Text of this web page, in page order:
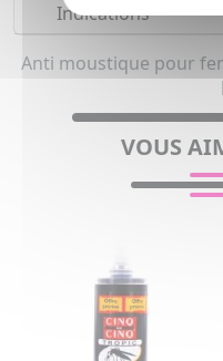
Indications
Anti moustique pour
VOUS